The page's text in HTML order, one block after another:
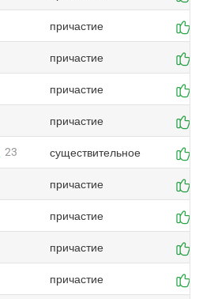
причастие
причастие
причастие
причастие
23 существительное
причастие
причастие
причастие
причастие